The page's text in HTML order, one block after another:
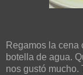
Regamos la cena
botella de agua.
nos gustó mucho.